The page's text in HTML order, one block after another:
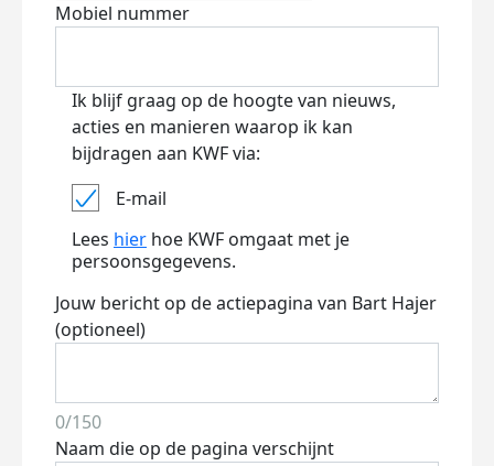
Mobiel nummer
Ik blijf graag op de hoogte van nieuws,
acties en manieren waarop ik kan
bijdragen aan KWF via:
E-mail
Lees hier hoe KWF omgaat met je
persoonsgegevens.
Jouw bericht op de actiepagina van Bart Hajer
(optioneel)
0/150
Naam die op de pagina verschijnt